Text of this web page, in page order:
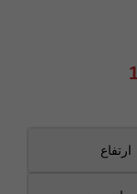
ارتفاع